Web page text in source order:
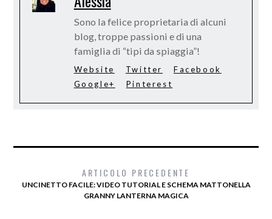
Sono la felice proprietaria di alcuni
blog, troppe passioni e di una
famiglia di “tipi da spiaggia”!
Website Twitter
Facebook
Google+
Pinterest
ARTICOLO PRECEDENTE
UNCINETTO FACILE: VIDEO TUTORIAL E SCHEMA MATTONELLA
GRANNY LANTERNA MAGICA